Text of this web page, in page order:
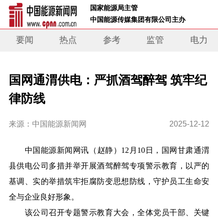
国家能源局主管
中国能源传媒集团有限公司主办
要闻 热点 参考 监管 电力
国网通渭供电：严抓酒驾醉驾 筑牢纪
律防线
来源：中国能源新闻网 2025-12-12
中国能源新闻网讯（ 赵静） 12月10日，国网甘肃通渭
县供电公司多措并举开展酒驾醉驾专项警示教育，以严的
基调、实的举措筑牢拒腐防变思想防线，守护员工生命安
全与企业良好形象。
该公司召开专题警示教育大会，全体党员干部、关键